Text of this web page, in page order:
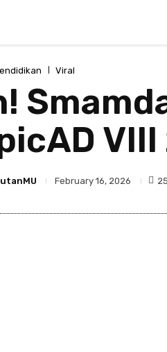
Viral
February 16, 2026